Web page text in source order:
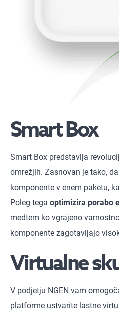
Smart Box
Smart Box predstavlja
omrežjih. Zasnovan je tako,
komponente v enem paketu,
Poleg tega optimizira porabo
medtem ko vgrajeno
komponente zagotavljajo
Virtualne
V podjetju NGEN vam
platforme ustvarite lastne